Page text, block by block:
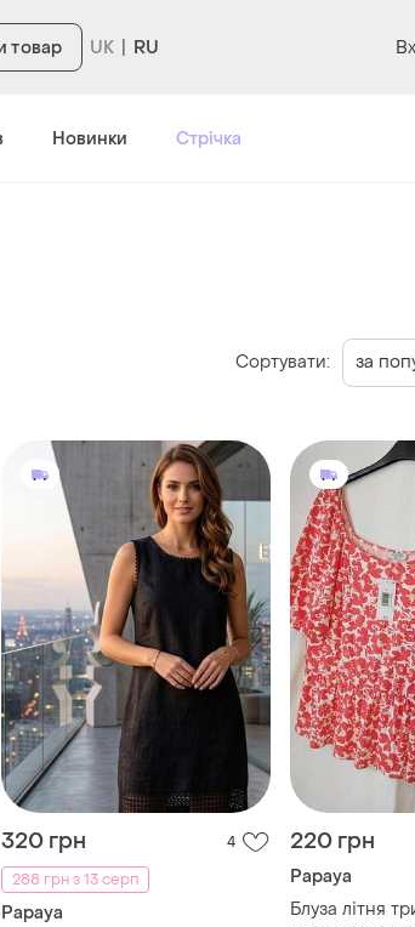
товар RU
Новинки Стрічка
320 грн
4
288 грн з 13 серп
Papaya
220 грн
Papaya
Блуза літня
Сортувати: за